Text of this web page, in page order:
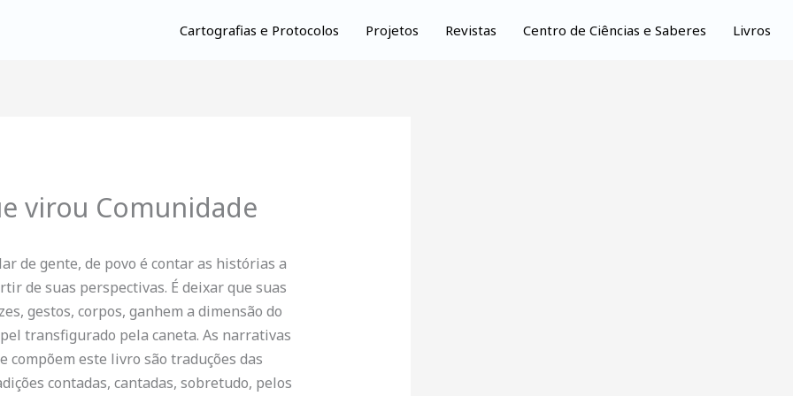
Cartografias e Protocolos Projetos Revistas Centro de Ciências e Saberes Livros
virou Comunidade
de gente, de povo é contar as histórias a
de suas perspectivas. É deixar que suas
gestos, corpos, ganhem a dimensão do
transfigurado pela caneta. As narrativas
compõem este livro são traduções das
contadas, cantadas, sobretudo, pelos